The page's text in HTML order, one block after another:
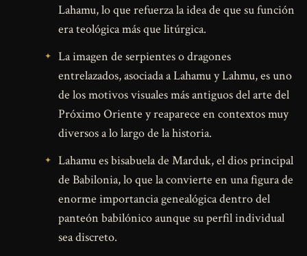
Lahamu, lo que refuerza la idea de que su función
era teológica más que litúrgica.
La imagen de serpientes o dragones
entrelazados, asociada a Lahamu y Lahmu, es uno
de los motivos visuales más antiguos del arte del
Próximo Oriente y reaparece en contextos muy
diversos a lo largo de la historia.
Lahamu es bisabuela de Marduk, el dios principal
de Babilonia, lo que la convierte en una figura de
enorme importancia genealógica dentro del
panteón babilónico aunque su perfil individual
sea discreto.